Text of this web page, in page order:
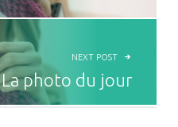
NEXT POST
La photo du jour